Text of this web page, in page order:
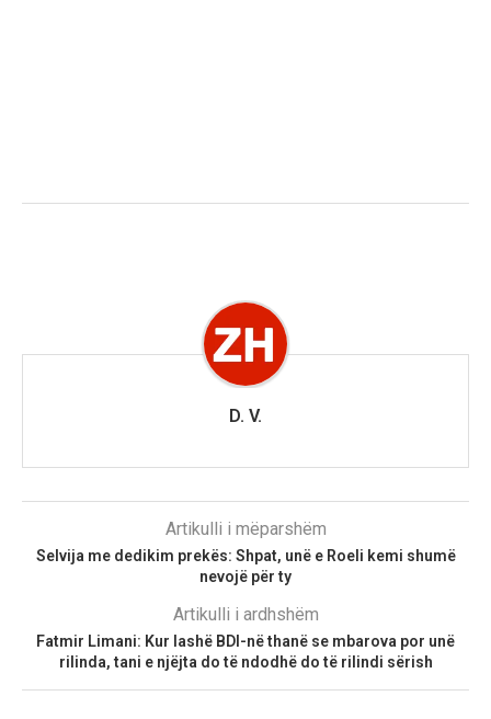
D. V.
Artikulli i mëparshëm
Selvija me dedikim prekës: Shpat, unë e Roeli kemi shumë
nevojë për ty
Artikulli i ardhshëm
Fatmir Limani: Kur lashë BDI-në thanë se mbarova por unë
rilinda, tani e njëjta do të ndodhë do të rilindi sërish